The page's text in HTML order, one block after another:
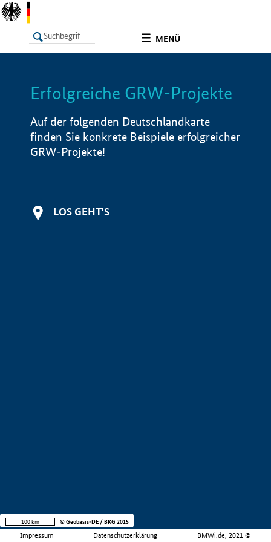
MENÜ
LISTE Info
Erfolgreiche GRW-Projekte
Auf der folgenden Deutschlandkarte
finden Sie konkrete Beispiele erfolgreicher
GRW-Projekte!
LOS GEHT'S
Impressum Datenschutzerklärung BMWi.de, 2021 ©
100 km © Geobasis-DE / BKG 2015